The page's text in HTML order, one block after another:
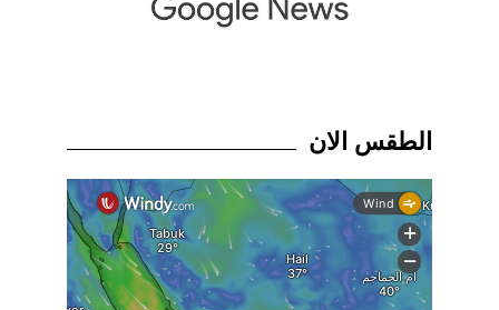
الطقس الان